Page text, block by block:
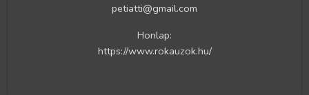
petiatti@gmail.com
Honlap:
https://www.rokauzok.hu/